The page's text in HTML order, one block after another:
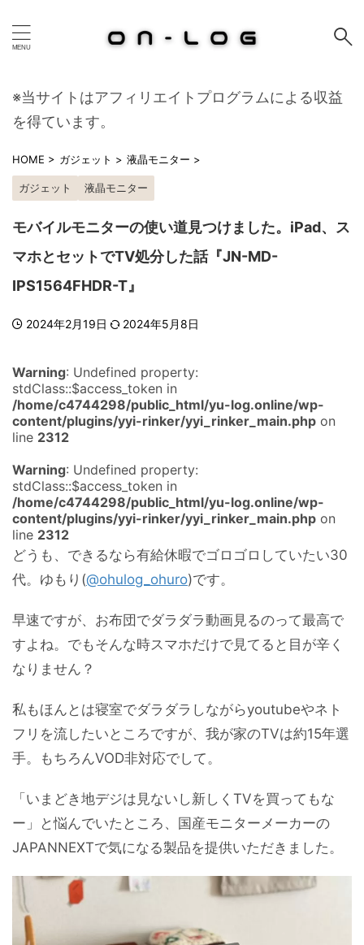
※当サイトはアフィリエイトプログラムによる収益
を得ています。
HOME > ガジェット > 液晶モニター >
ガジェット 液晶モニター
モバイルモニターの使い道見つけました。iPad、ス
マホとセットでTV処分した話『JN-MD-
IPS1564FHDR-T』
2024年2月19日 2024年5月8日
Warning: Undefined property:
stdClass::$access_token in
/home/c4744298/public_html/yu-log.online/wp-
content/plugins/yyi-rinker/yyi_rinker_main.php on
line 2312
Warning: Undefined property:
stdClass::$access_token in
/home/c4744298/public_html/yu-log.online/wp-
content/plugins/yyi-rinker/yyi_rinker_main.php on
line 2312
どうも、できるなら有給休暇でゴロゴロしていたい30
代。ゆもり(@ohulog_ohuro)です。
早速ですが、お布団でダラダラ動画見るのって最高で
すよね。でもそんな時スマホだけで見てると目が辛く
なりません？
私もほんとは寝室でダラダラしながらyoutubeやネト
フリを流したいところですが、我が家のTVは約15年選
手。もちろんVOD非対応でして。
「いまどき地デジは見ないし新しくTVを買ってもな
ー」と悩んでいたところ、国産モニターメーカーの
JAPANNEXTで気になる製品を提供いただきました。